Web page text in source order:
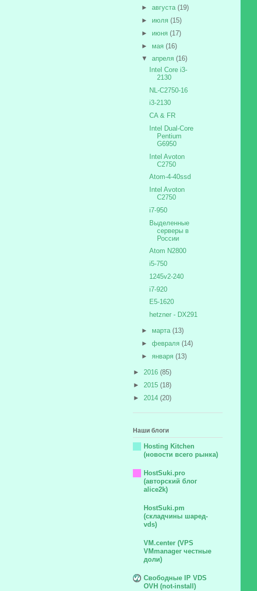
► августа (19)
► июля (15)
► июня (17)
► мая (16)
▼ апреля (16)
Intel Core i3-
2130
NL-C2750-16
i3-2130
CA & FR
Intel Dual-Core
Pentium
G6950
Intel Avoton
C2750
Atom-4-40ssd
Intel Avoton
C2750
i7-950
Выделенные
серверы в
России
Atom N2800
i5-750
1245v2-240
i7-920
E5-1620
hetzner - DX291
► марта (13)
► февраля (14)
► января (13)
► 2016 (85)
► 2015 (18)
► 2014 (20)
Наши блоги
Hosting Kitchen
(новости всего рынка)
HostSuki.pro
(авторский блог
alice2k)
HostSuki.pm
(складчины шаред-
vds)
VM.center (VPS
VMmanager честные
доли)
Свободные IP VDS
OVH (not-install)